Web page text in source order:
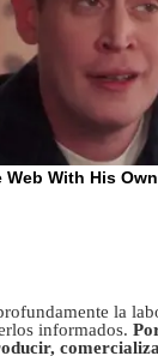
la
informados.